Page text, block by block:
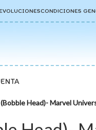
CONDICIONES
Head)- Marvel